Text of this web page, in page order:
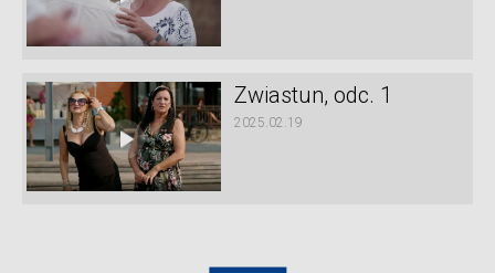
Zwiastun, odc. 1
2025.02.19